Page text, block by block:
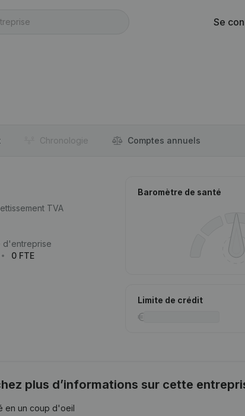
Se
Chronologie Comptes annuels
TVA
d'entreprise
0 FTE
Baromètre de santé
Limite de crédit
plus d’informations sur cette
en un coup d'oeil